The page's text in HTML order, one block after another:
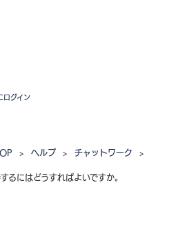
> ヘルプ > チャットワーク
>
るにはどうすればよいですか。